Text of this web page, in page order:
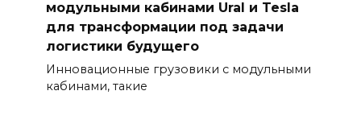
модульными кабинами Ural и Tesla
для трансформации под задачи
логистики будущего
Инновационные грузовики с модульными
кабинами, такие